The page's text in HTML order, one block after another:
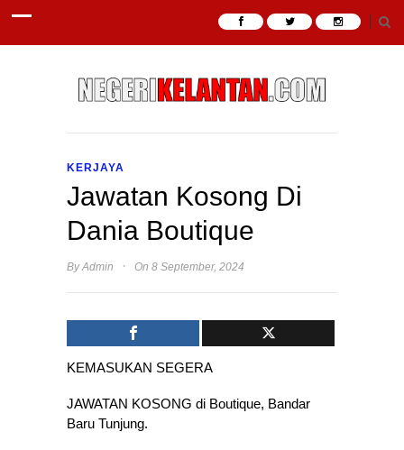
KERJAYA
Jawatan Kosong Di
Dania Boutique
ByAdmin · On 8 September, 2024
KEMASUKAN SEGERA
JAWATAN KOSONG di Boutique, Bandar
Baru Tunjung.